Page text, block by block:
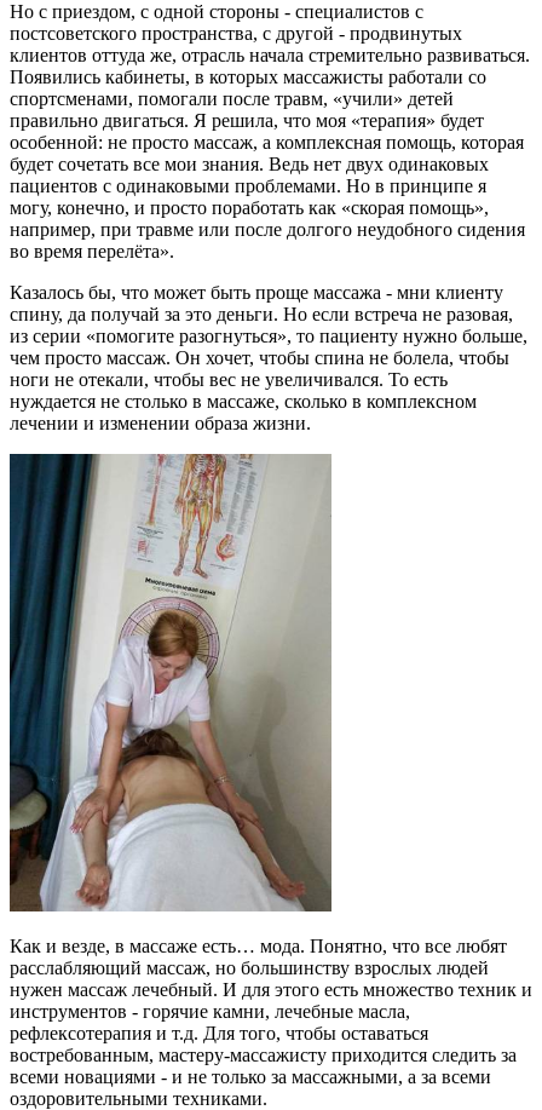
Но с приездом, с одной стороны - специалистов с
постсоветского пространства, с другой - продвинутых
клиентов оттуда же, отрасль начала стремительно развиваться.
Появились кабинеты, в которых массажисты работали со
спортсменами, помогали после травм, «учили» детей
правильно двигаться. Я решила, что моя «терапия» будет
особенной: не просто массаж, а комплексная помощь, которая
будет сочетать все мои знания. Ведь нет двух одинаковых
пациентов с одинаковыми проблемами. Но в принципе я
могу, конечно, и просто поработать как «скорая помощь»,
например, при травме или после долгого неудобного сидения
во время перелёта».
Казалось бы, что может быть проще массажа - мни клиенту
спину, да получай за это деньги. Но если встреча не разовая,
из серии «помогите разогнуться», то пациенту нужно больше,
чем просто массаж. Он хочет, чтобы спина не болела, чтобы
ноги не отекали, чтобы вес не увеличивался. То есть
нуждается не столько в массаже, сколько в комплексном
лечении и изменении образа жизни.
Как и везде, в массаже есть… мода. Понятно, что все любят
расслабляющий массаж, но большинству взрослых людей
нужен массаж лечебный. И для этого есть множество техник и
инструментов - горячие камни, лечебные масла,
рефлексотерапия и т.д. Для того, чтобы оставаться
востребованным, мастеру-массажисту приходится следить за
всеми новациями - и не только за массажными, а за всеми
оздоровительными техниками.